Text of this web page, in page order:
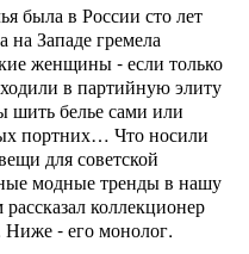
была в России сто лет
на Западе гремела
женщины - если только
в партийную элиту
белье сами или
портних… Что носили
для советской
модные тренды в нашу
коллекционер
- его монолог.